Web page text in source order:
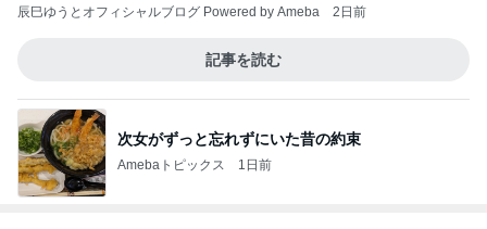
辰巳ゆうとオフィシャルブログ Powered by Ameba 2日前
記事を読む
次女がずっと忘れずにいた昔の約束
Amebaトピックス 1日前